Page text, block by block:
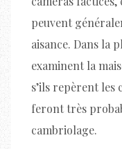
peuvent
aisance. Dans la
examinent la
s’ils repèrent les
feront très
cambriolage.